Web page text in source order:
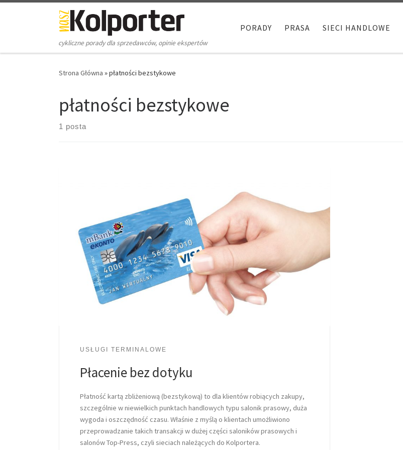
Skip to content
cykliczne porady dla sprzedawców, opinie ekspertów
PORADY PRASA SIECI HANDLOWE
Strona Główna »płatności bezstykowe
płatności bezstykowe
1 posta
USŁUGI TERMINALOWE
Płacenie bez dotyku
Płatność kartą zbliżeniową (bezstykową) to dla klientów robiących zakupy,
szczególnie w niewielkich punktach handlowych typu salonik prasowy, duża
wygoda i oszczędność czasu. Właśnie z myślą o klientach umożliwiono
przeprowadzanie takich transakcji w dużej części saloników prasowych i
salonów Top-Press, czyli sieciach należących do Kolportera.